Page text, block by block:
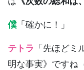
僕 「確かに！」
テトラ 「先ほど
明な事実》ですね